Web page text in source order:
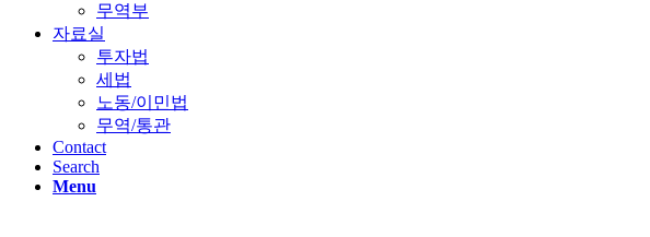
무역부
자료실
투자법
세법
노동/이민법
무역/통관
Contact
Search
Menu